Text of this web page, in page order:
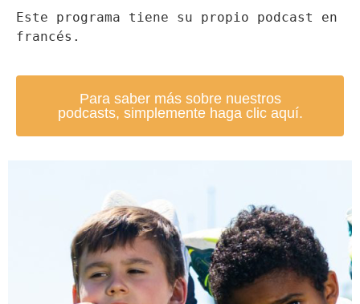
Este programa tiene su propio podcast en
francés.
Para saber más sobre nuestros
podcasts, simplemente haga clic aquí.